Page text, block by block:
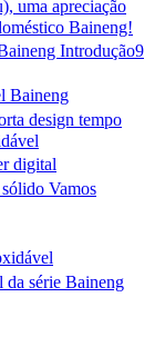
uma apreciação
Baineng!
Introdução9
Baineng
design tempo
digital
Vamos
série Baineng